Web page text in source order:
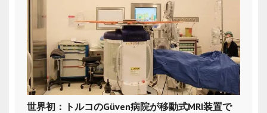
世界初：トルコのGüven病院が移動式MRI装置で